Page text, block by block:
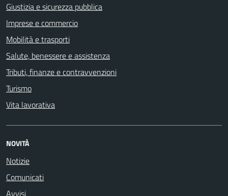
Giustizia e sicurezza pubblica
Imprese e commercio
Mobilità e trasporti
Salute, benessere e assistenza
Tributi, finanze e contravvenzioni
Turismo
Vita lavorativa
NOVITÀ
Notizie
Comunicati
Avvisi